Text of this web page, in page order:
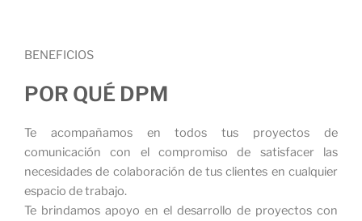
BENEFICIOS
POR QUÉ DPM
Te acompañamos en todos tus proyectos de
comunicación con el compromiso de satisfacer las
necesidades de colaboración de tus clientes en cualquier
espacio de trabajo.
Te brindamos apoyo en el desarrollo de proyectos con